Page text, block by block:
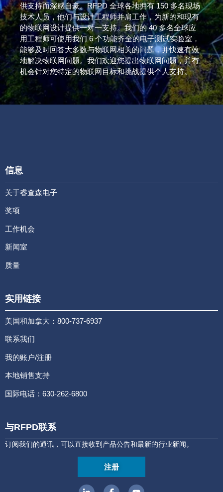
供支持而深感自豪。RFPD 全球各地拥有 150 多名现场
技术人员，他们与设计工程师并肩工作，为新的和现有
的物联网设计提供一对一支持。我们的 40 多名全球应
用工程师可使用我们 6 个功能齐全的电子测试实验室，
能够及时回答大多数与物联网相关的问题，并快速有效
地解决物联网问题。我们欢迎您提出物联网问题，并有
机会针对您特定的物联网目标和挑战提供个人支持。
信息
关于睿查森电子
奖项
工作机会
新闻室
质量
实用链接
美国和加拿大：800-737-6937
联系我们
我的账户/注册
本地销售支持
国际电话：630-262-6800
与RFPD联系
订阅我们的通讯，可以直接收到产品公告和最新的行业新闻。
注册